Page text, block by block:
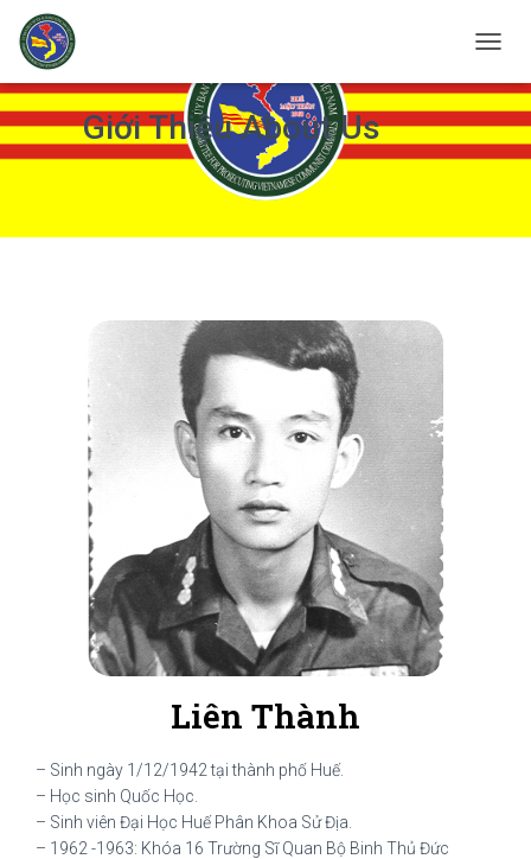
O
G
L
V
Giới ThiệuAbout Us
Liên Thành
– Sinh ngày 1/12/1942 tại thành phố Huế.
– Học sinh Quốc Học.
– Sinh viên Đại Học Huế Phân Khoa Sử Địa.
– 1962 -1963: Khóa 16 Trường Sĩ Quan Bộ Binh Thủ Đức